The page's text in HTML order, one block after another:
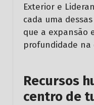
Exterior e
cada uma
que a expansão
profundidade na
Recursos
centro de